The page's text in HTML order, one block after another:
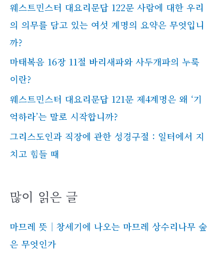
웨스트민스터 대요리문답 122문 사람에 대한 우리
의 의무를 담고 있는 여섯 계명의 요약은 무엇입니
까?
마태복음 16장 11절 바리새파와 사두개파의 누룩
이란?
웨스트민스터 대요리문답 121문 제4계명은 왜 ‘기
억하라’는 말로 시작합니까?
그리스도인과 직장에 관한 성경구절 : 일터에서 지
치고 힘들 때
많이 읽은 글
마므레 뜻｜창세기에 나오는 마므레 상수리나무 숲
은 무엇인가